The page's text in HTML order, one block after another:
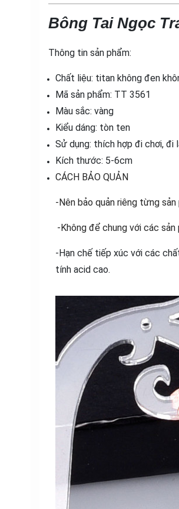
Bông Tai Ngọc
Thông tin sản phẩm:
Chất liệu: titan không đen
Mã sản phẩm: TT 3561
Màu sắc: vàng
Kiểu dáng: tòn ten
Sử dụng: thích hợp đi chơi, đi
Kích thước: 5-6cm
CÁCH BẢO QUẢN
-Nên bảo quản riêng từng
-Không để chung với các
-Hạn chế tiếp xúc với các
tính acid cao.